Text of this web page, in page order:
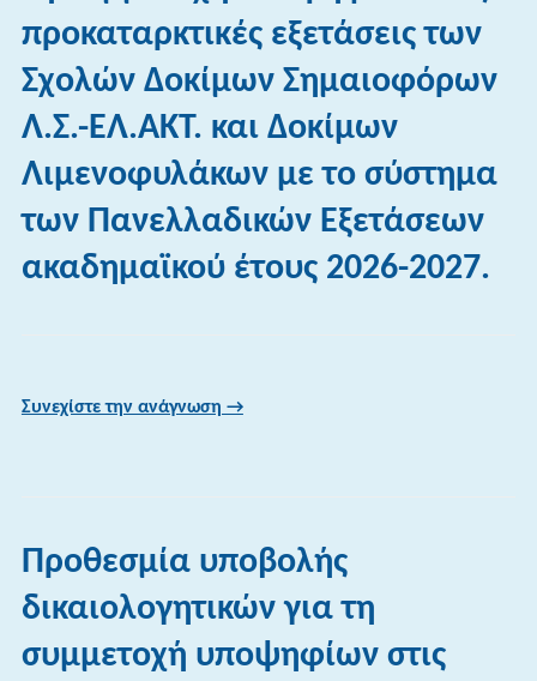
προκαταρκτικές εξετάσεις των
Σχολών Δοκίμων Σημαιοφόρων
Λ.Σ.-ΕΛ.ΑΚΤ. και Δοκίμων
Λιμενοφυλάκων με το σύστημα
των Πανελλαδικών Εξετάσεων
ακαδημαϊκού έτους 2026-2027.
Συνεχίστε την ανάγνωση →
Προθεσμία υποβολής
δικαιολογητικών για τη
συμμετοχή υποψηφίων στις